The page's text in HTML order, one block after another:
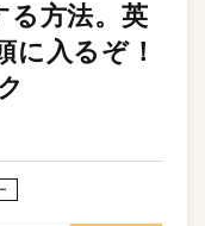
る方法。英
に入るぞ！